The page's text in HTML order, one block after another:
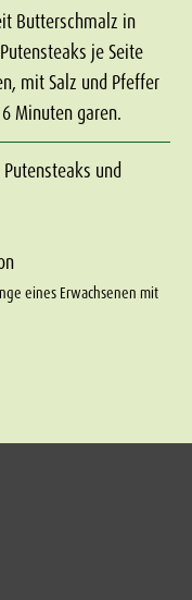
Butterschmalz in
je Seite
mit Salz und Pfeffer
Minuten garen.
und
eines Erwachsenen mit